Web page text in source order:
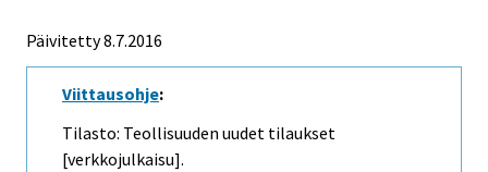
Päivitetty 8.7.2016
Viittausohje:
Tilasto: Teollisuuden uudet tilaukset
[verkkojulkaisu].